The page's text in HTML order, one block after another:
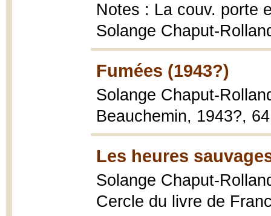
Notes : La couv. porte
Solange Chaput-
Fumées (1943?)
Solange Chaput-
Beauchemin, 1943?,
Les heures
Solange Chaput-
Cercle du livre de